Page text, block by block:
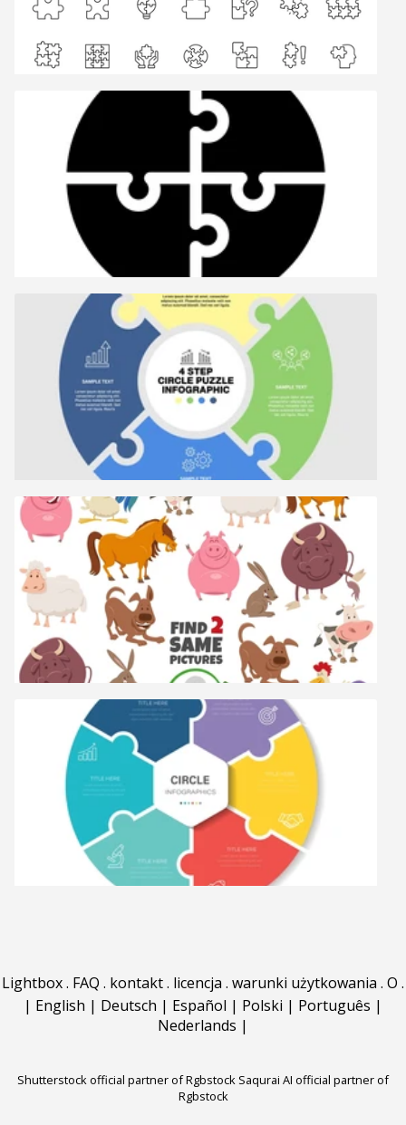
Lightbox. FAQ . kontakt. licencja . warunki użytkowania . O .
| English | Deutsch | Español | Polski | Português |
Nederlands |
Shutterstock official partner of Rgbstock Saqurai AI official partner of
Rgbstock